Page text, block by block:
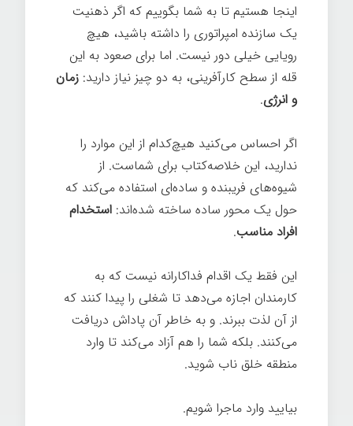
اینجا هستیم تا به شما بگوییم که اگر ذهنیت
یک سازنده امپراتوری را داشته باشید، هیچ
رویایی خیلی دور نیست. اما برای صعود به این
قله از سطح کارآفرینی، به دو چیز نیاز دارید: زمان
و انرژی.
اگر احساس می‌کنید هیچ‌کدام از این موارد را
ندارید، این خلاصه‌کتاب برای شماست. از
شیوه‌های فریبنده و ساده‌ای استفاده می‌کند که
حول یک محور ساده ساخته شده‌اند: استخدام
افراد مناسب.
این فقط یک اقدام فداکارانه نیست که به
کارمندان اجازه می‌دهد تا شغلی را پیدا کنند که
از آن لذت ببرند. و به خاطر آن پاداش دریافت
می‌کنند. بلکه شما را هم آزاد می‌کند تا وارد
منطقه خلق ناب شوید.
بیایید وارد ماجرا شویم.